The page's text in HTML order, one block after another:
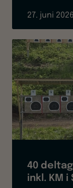
27. juni 2026
40
inkl. KM